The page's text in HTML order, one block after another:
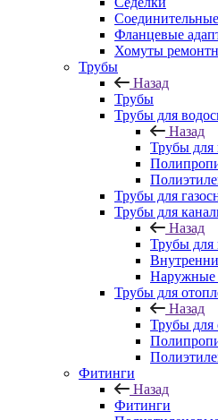
Фланцевые
Хомуты
Трубы
Назад
Трубы
Трубы для
Назад
Трубы для
Трубы для
Трубы для
Назад
Трубы для
Наружные
Трубы для
Назад
Трубы для
Фитинги
Назад
Фитинги